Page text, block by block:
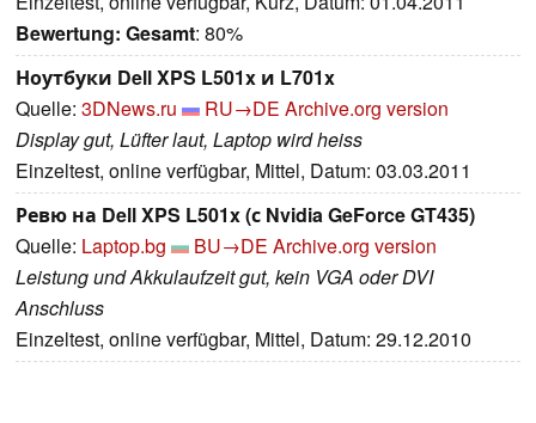
Bewertung: Gesamt: 80%
Ноутбуки Dell XPS L501x и L701x
Quelle: 3DNews.ru RU→DE Archive.org version
Display gut, Lüfter laut, Laptop wird heiss
Einzeltest, online verfügbar, Mittel, Datum: 03.03.2011
Ревю на Dell XPS L501x (с Nvidia GeForce GT435)
Quelle: Laptop.bg BU→DE Archive.org version
Leistung und Akkulaufzeit gut, kein VGA oder DVI
Anschluss
Einzeltest, online verfügbar, Mittel, Datum: 29.12.2010